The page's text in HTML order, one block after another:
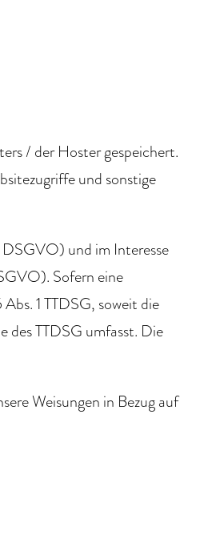
/ der Hoster gespeichert.
und sonstige
DSGVO) und im Interesse
Sofern eine
1 TTDSG, soweit die
des TTDSG umfasst. Die
Weisungen in Bezug auf